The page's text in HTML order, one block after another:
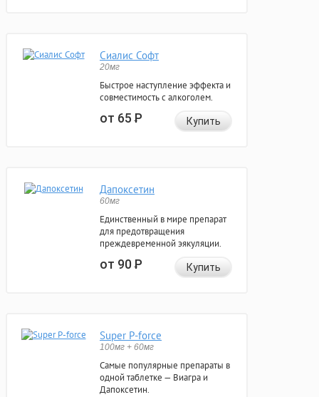
Сиалис Софт
20мг
Быстрое наступление эффекта и
совместимость с алкоголем.
от 65Р Купить
Дапоксетин
60мг
Единственный в мире препарат
для предотвращения
преждевременной эякуляции.
от 90Р Купить
Super P-force
100мг + 60мг
Самые популярные препараты в
одной таблетке — Виагра и
Дапоксетин.